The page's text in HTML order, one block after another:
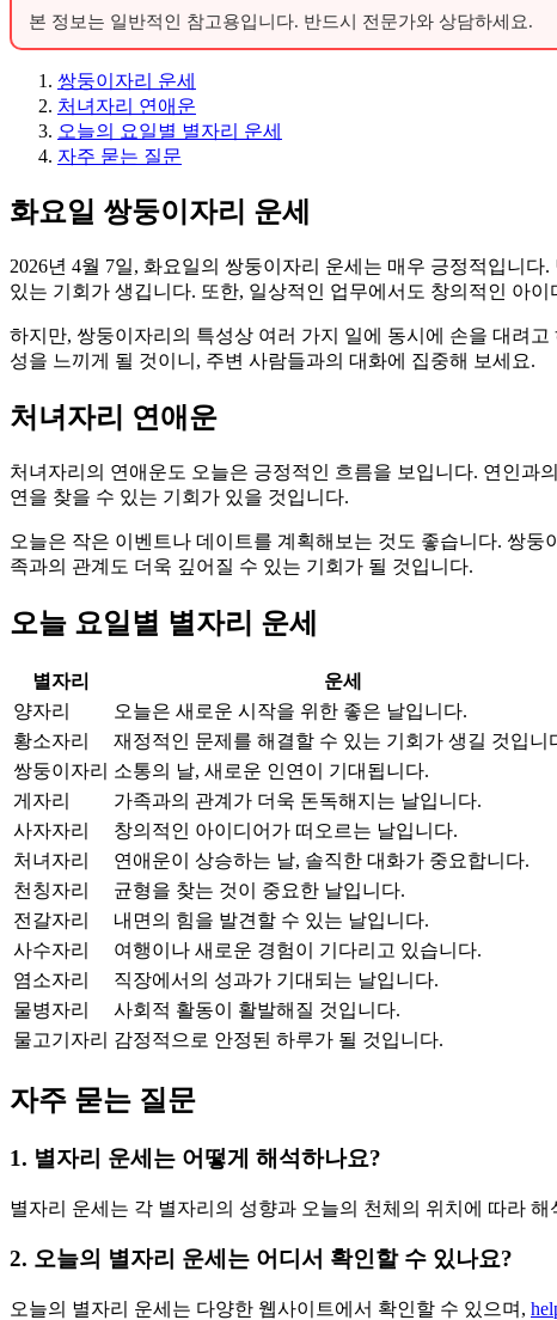
본 정보는 일반적인 참고용입니다. 반드시 전문가와 상담하세요.
쌍둥이자리 운세
처녀자리 연애운
오늘의 요일별 별자리 운세
자주 묻는 질문
화요일 쌍둥이자리 운세
2026년 4월 7일, 화요일의 쌍둥이자리 운세는 매우 긍정적입니
있는 기회가 생깁니다. 또한, 일상적인 업무에서도 창의적인 아
하지만, 쌍둥이자리의 특성상 여러 가지 일에 동시에 손을 대려
성을 느끼게 될 것이니, 주변 사람들과의 대화에 집중해 보세요.
처녀자리 연애운
처녀자리의 연애운도 오늘은 긍정적인 흐름을 보입니다. 연인과
연을 찾을 수 있는 기회가 있을 것입니다.
오늘은 작은 이벤트나 데이트를 계획해보는 것도 좋습니다. 쌍
족과의 관계도 더욱 깊어질 수 있는 기회가 될 것입니다.
오늘 요일별 별자리 운세
별자리
운세
양자리
오늘은 새로운 시작을 위한 좋은 날입니다.
황소자리
재정적인 문제를 해결할 수 있는 기회가 생길 것입니
쌍둥이자리 소통의 날, 새로운 인연이 기대됩니다.
게자리
가족과의 관계가 더욱 돈독해지는 날입니다.
사자자리
창의적인 아이디어가 떠오르는 날입니다.
처녀자리
연애운이 상승하는 날, 솔직한 대화가 중요합니다.
천칭자리
균형을 찾는 것이 중요한 날입니다.
전갈자리
내면의 힘을 발견할 수 있는 날입니다.
사수자리
여행이나 새로운 경험이 기다리고 있습니다.
염소자리
직장에서의 성과가 기대되는 날입니다.
물병자리
사회적 활동이 활발해질 것입니다.
물고기자리 감정적으로 안정된 하루가 될 것입니다.
자주 묻는 질문
1. 별자리 운세는 어떻게 해석하나요?
별자리 운세는 각 별자리의 성향과 오늘의 천체의 위치에 따라
2. 오늘의 별자리 운세는 어디서 확인할 수 있나요?
오늘의 별자리 운세는 다양한 웹사이트에서 확인할 수 있으며,